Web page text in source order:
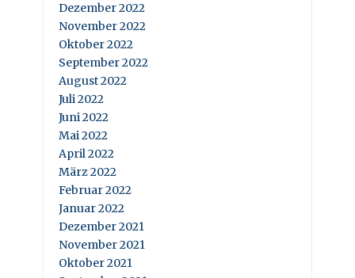
Dezember 2022
November 2022
Oktober 2022
September 2022
August 2022
Juli 2022
Juni 2022
Mai 2022
April 2022
März 2022
Februar 2022
Januar 2022
Dezember 2021
November 2021
Oktober 2021